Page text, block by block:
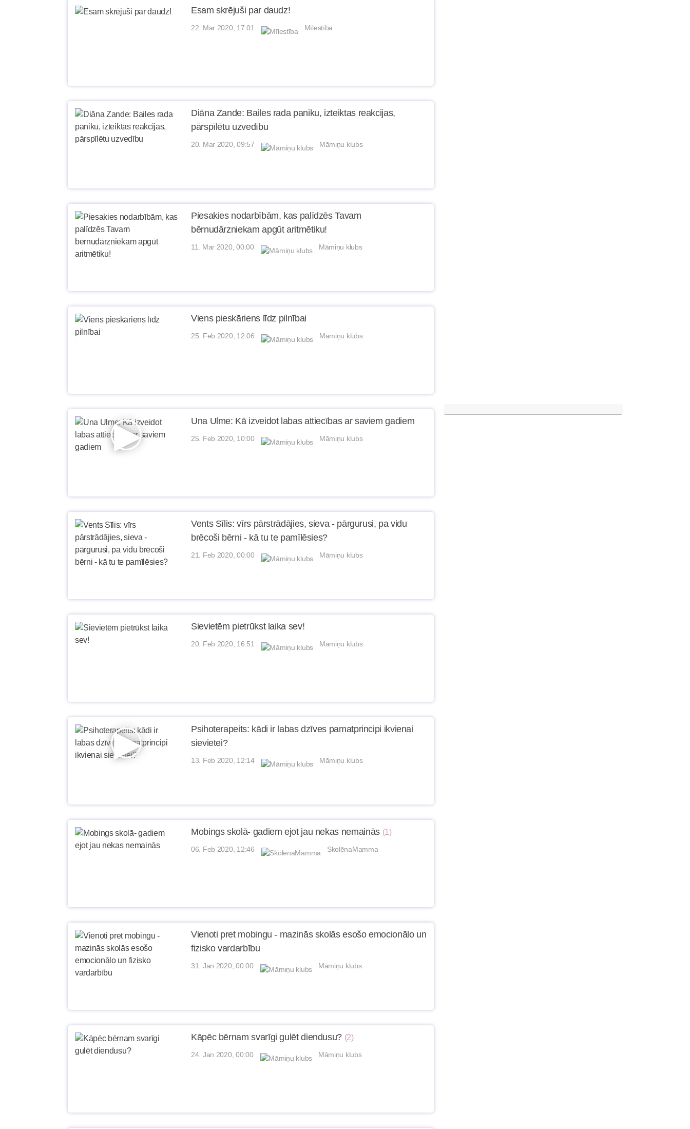
Esam skrējuši par daudz!
22. Mar 2020, 17:01 Mīlestība
Diāna Zande: Bailes rada paniku, izteiktas reakcijas,
pārspīlētu uzvedību
20. Mar 2020, 09:57 Māmiņu klubs
Piesakies nodarbībām, kas palīdzēs Tavam
bērnudārzniekam apgūt aritmētiku!
11. Mar 2020, 00:00 Māmiņu klubs
Viens pieskāriens līdz pilnībai
25. Feb 2020, 12:06 Māmiņu klubs
Una Ulme: Kā izveidot labas attiecības ar saviem gadiem
25. Feb 2020, 10:00 Māmiņu klubs
Vents Sīlis: vīrs pārstrādājies, sieva - pārgurusi, pa vidu
brēcoši bērni - kā tu te pamīlēsies?
21. Feb 2020, 00:00 Māmiņu klubs
Sievietēm pietrūkst laika sev!
20. Feb 2020, 16:51 Māmiņu klubs
Psihoterapeits: kādi ir labas dzīves pamatprincipi ikvienai
sievietei?
13. Feb 2020, 12:14 Māmiņu klubs
Mobings skolā- gadiem ejot jau nekas nemainās (1)
06. Feb 2020, 12:46 SkolēnaMamma
Vienoti pret mobingu - mazinās skolās esošo emocionālo un
fizisko vardarbību
31. Jan 2020, 00:00 Māmiņu klubs
Kāpēc bērnam svarīgi gulēt diendusu? (2)
24. Jan 2020, 00:00 Māmiņu klubs